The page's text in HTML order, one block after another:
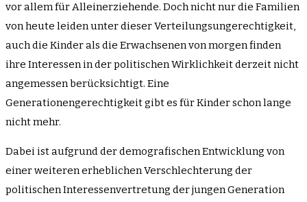
vor allem für Alleinerziehende. Doch nicht nur die Familien
von heute leiden unter dieser Verteilungsungerechtigkeit,
auch die Kinder als die Erwachsenen von morgen finden
ihre Interessen in der politischen Wirklichkeit derzeit nicht
angemessen berücksichtigt. Eine
Generationengerechtigkeit gibt es für Kinder schon lange
nicht mehr.
Dabei ist aufgrund der demografischen Entwicklung von
einer weiteren erheblichen Verschlechterung der
politischen Interessenvertretung der jungen Generation